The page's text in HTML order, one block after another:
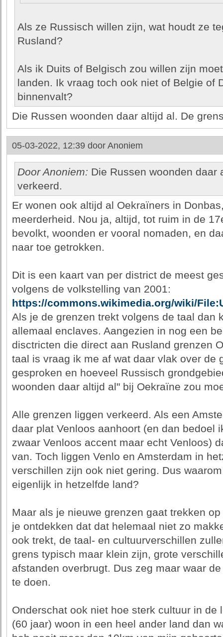
Als ze Russisch willen zijn, wat houdt ze
Rusland?
Als ik Duits of Belgisch zou willen zijn
landen. Ik vraag toch ook niet of Belgie of
binnenvalt?
Die Russen woonden daar altijd al. De
05-03-2022, 12:39 door Anoniem
Door Anoniem: Die Russen woonden daar
verkeerd.
Er wonen ook altijd al Oekraïners in
meerderheid. Nou ja, altijd, tot ruim in de
bevolkt, woonden er vooral nomaden, en
naar toe getrokken.
Dit is een kaart van per district de meest
volgens de volkstelling van 2001:
https://commons.wikimedia.org/wiki/
Als je de grenzen trekt volgens de taal dan
allemaal enclaves. Aangezien in nog een
disctricten die direct aan Rusland grenzen
taal is vraag ik me af wat daar vlak over de
gesproken en hoeveel Russisch
woonden daar altijd al" bij Oekraïne zou
Alle grenzen liggen verkeerd. Als een
daar plat Venloos aanhoort (en dan bedoel
zwaar Venloos accent maar echt Venloos)
van. Toch liggen Venlo en Amsterdam in
verschillen zijn ook niet gering. Dus
eigenlijk in hetzelfde land?
Maar als je nieuwe grenzen gaat trekken
je ontdekken dat dat helemaal niet zo
ook trekt, de taal- en cultuurverschillen
grens typisch maar klein zijn, grote
afstanden overbrugt. Dus zeg maar waar
te doen.
Onderschat ook niet hoe sterk cultuur in de
(60 jaar) woon in een heel ander land dan